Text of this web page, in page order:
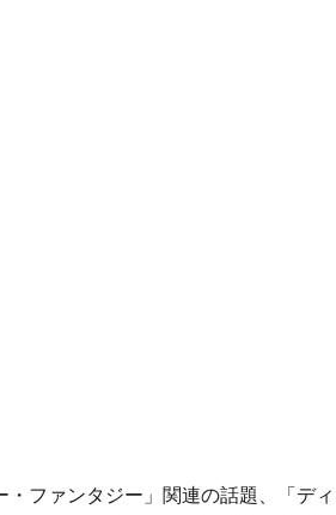
ファンタジー」関連の話題、「デ